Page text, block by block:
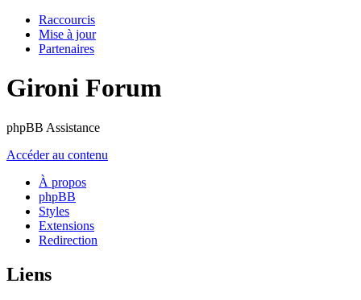
Raccourcis
Mise à jour
Partenaires
Gironi Forum
phpBB Assistance
Accéder au contenu
À propos
phpBB
Styles
Extensions
Redirection
Liens